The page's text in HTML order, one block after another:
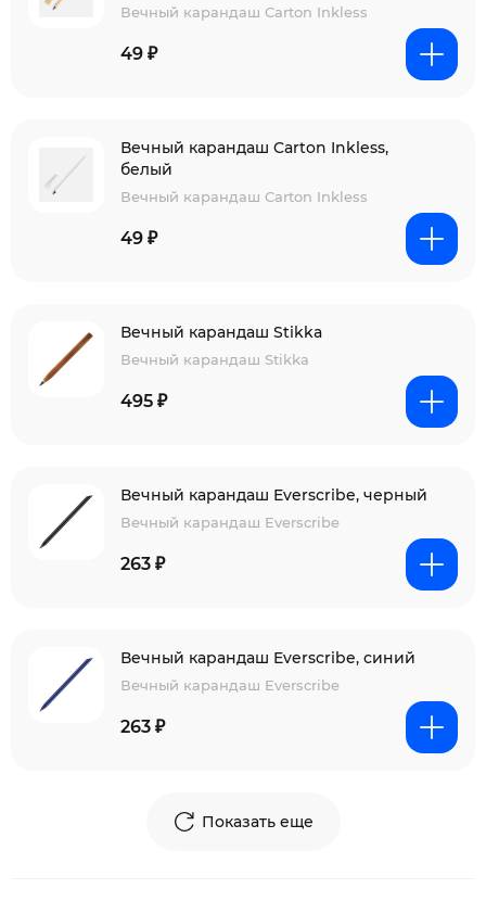
Вечный карандаш Carton Inkless
49 ₽
Вечный карандаш Carton Inkless,
белый
Вечный карандаш Carton Inkless
49 ₽
Вечный карандаш Stikka
Вечный карандаш Stikka
495 ₽
Вечный карандаш Everscribe, черный
Вечный карандаш Everscribe
263 ₽
Вечный карандаш Everscribe, синий
Вечный карандаш Everscribe
263 ₽
Показать еще